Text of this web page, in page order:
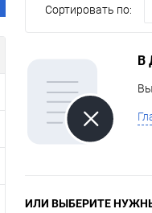
Сортировать по:
В
ИЛИ ВЫБЕРИТЕ